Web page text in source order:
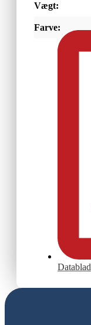
Vægt:
Farve:
Datablad